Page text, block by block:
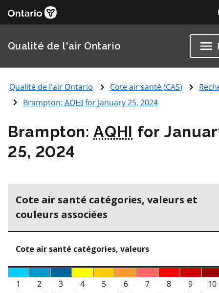
Qualité de l'air Ontario
Qualité de l'air Ontario Cote air santé (CAS)
Brampton:AQHI for January 25, 2024
Brampton:AQHI for
25, 2024
Cote air santé catégories, valeurs et
couleurs associées
Cote air santé catégories, valeurs
1 2 3 4 5 6 7 8 9
10